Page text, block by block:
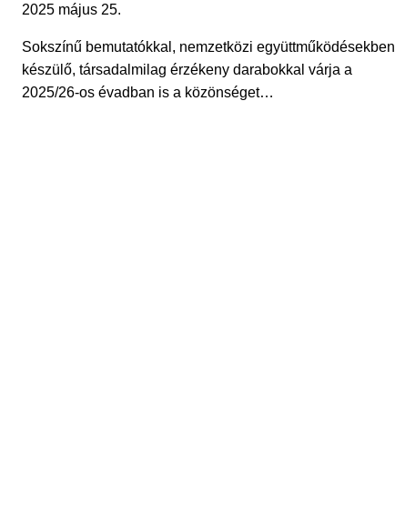
2025 május 25.
Sokszínű bemutatókkal, nemzetközi együttműködésekben
készülő, társadalmilag érzékeny darabokkal várja a
2025/26-os évadban is a közönséget…